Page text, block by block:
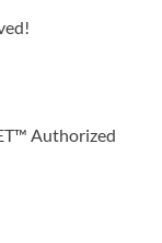
Authorized